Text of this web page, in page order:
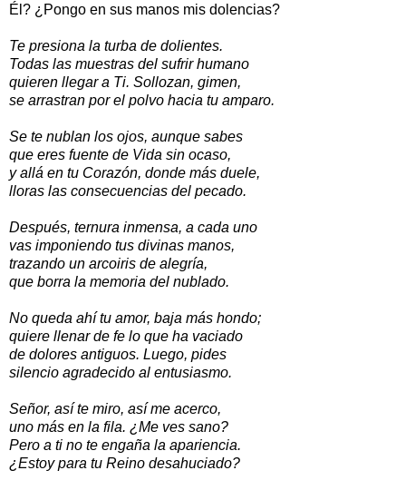
Él? ¿Pongo en sus manos mis dolencias?
Te presiona la turba de dolientes.
Todas las muestras del sufrir humano
quieren llegar a Ti. Sollozan, gimen,
se arrastran por el polvo hacia tu amparo.
Se te nublan los ojos, aunque sabes
que eres fuente de Vida sin ocaso,
y allá en tu Corazón, donde más duele,
lloras las consecuencias del pecado.
Después, ternura inmensa, a cada uno
vas imponiendo tus divinas manos,
trazando un arcoiris de alegría,
que borra la memoria del nublado.
No queda ahí tu amor, baja más hondo;
quiere llenar de fe lo que ha vaciado
de dolores antiguos. Luego, pides
silencio agradecido al entusiasmo.
Señor, así te miro, así me acerco,
uno más en la fila. ¿Me ves sano?
Pero a ti no te engaña la apariencia.
¿Estoy para tu Reino desahuciado?